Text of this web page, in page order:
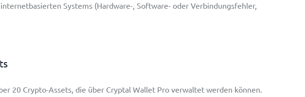
Systems (Hardware-, Software- oder Verbindungsfehler,
20 Crypto-Assets, die über Cryptal Wallet Pro verwaltet werden können.